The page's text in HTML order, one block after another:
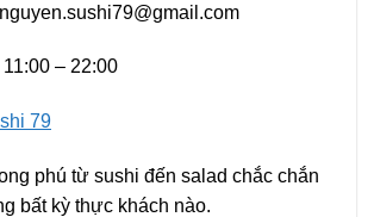
11:00 – 22:00
79
phú từ sushi đến salad chắc chắn
bất kỳ thực khách nào.